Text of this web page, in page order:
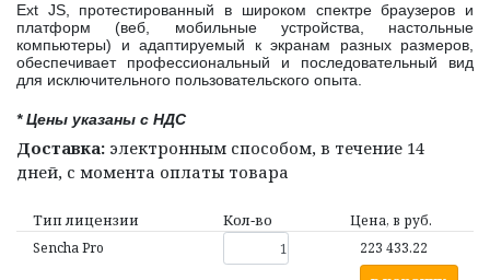
Ext JS, протестированный в широком спектре браузеров и
платформ (веб, мобильные устройства, настольные
компьютеры) и адаптируемый к экранам разных размеров,
обеспечивает профессиональный и последовательный вид
для исключительного пользовательского опыта.
* Цены указаны с НДС
Доставка: электронным способом, в течение 14
дней, с момента оплаты товара
Тип лицензии Кол‑во
Цена, в руб.
Sencha Pro
223 433.22